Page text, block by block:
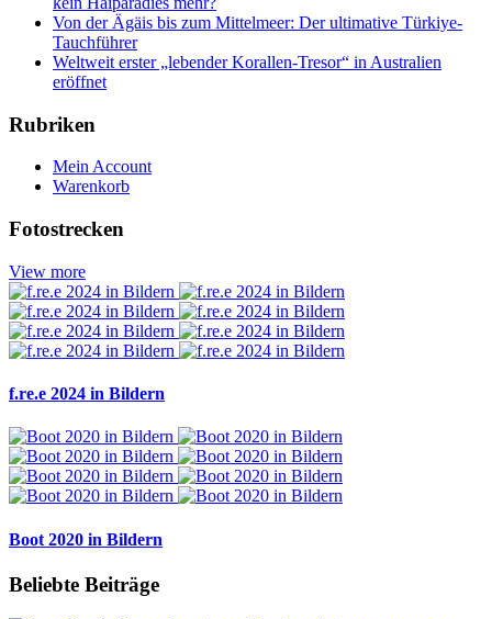
Von der Ägäis bis zum Mittelmeer: Der ultimative Türkiye-
Tauchführer
Weltweit erster „lebender Korallen-Tresor“ in Australien
eröffnet
Rubriken
Mein Account
Warenkorb
Fotostrecken
View more
f.re.e 2024 in Bildern
Boot 2020 in Bildern
Beliebte Beiträge